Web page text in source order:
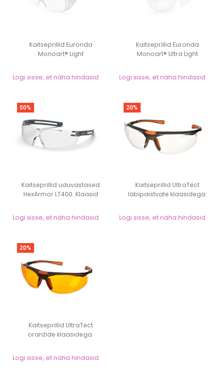
Kaitseprillid Euronda
Monoart® Light
Logi sisse, et näha hindasid
Kaitseprillid Euronda
Monoart® Ultra Light
Logi sisse, et näha hindasid
50%
Kaitseprillid uduvastased
HexArmor LT400. Klaasid
Logi sisse, et näha hindasid
20%
Kaitseprillid UltraTect
läbipaistvate klaasidega.
Logi sisse, et näha hindasid
20%
Kaitseprillid UltraTect
oranžide klaasidega.
Logi sisse, et näha hindasid